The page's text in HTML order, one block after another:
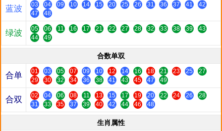
蓝波 03 04 09 10 14 15 20 25 26 31 36 37 41
42
47
48
绿波 05 06 11 16 17 21 22 27 28 32 33 38 39
43
44
49
合数单双
合单 01 03 05 07 09 10 12 14 16 18 21 23 25
27
29
30 32 34 36 38 41 43 45 47 49
合双 02 04 06 08 11 13 15 17 19 20 22 24 26
28
31
33 35 37 39 40 42 44 46 48
生肖属性